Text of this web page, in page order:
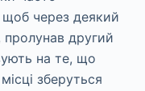
через деякий
пролунав другий
на те, що
зберуться